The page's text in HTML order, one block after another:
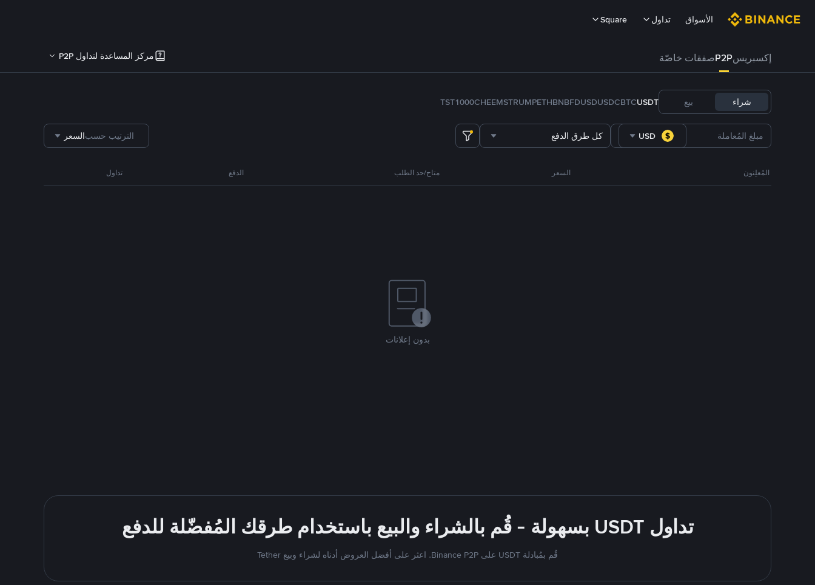
الأسواق تداول Square
إكسبريسP2Pصفقات خاصّة مركز المساعدة لتداول P2P
شراء بيع USDT
BTC
USDC
FDUSD
BNB
ETH
TRUMP
1000CHEEMS
TST
USD كل طرق الدفع الترتيب حسبالسعر
المُعلِنون السعر متاح/حد الطلب الدفع تداول
بدون إعلانات
تداول USDT بسهولة - قُم بالشراء والبيع باستخدام طرقك المُفضّلة للدفع
قُم بمُبادلة USDT على Binance P2P. اعثر على أفضل العروض أدناه لشراء وبيع Tether